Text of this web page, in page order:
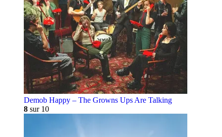
Demob Happy – The Growns Ups Are Talking
8 sur 10